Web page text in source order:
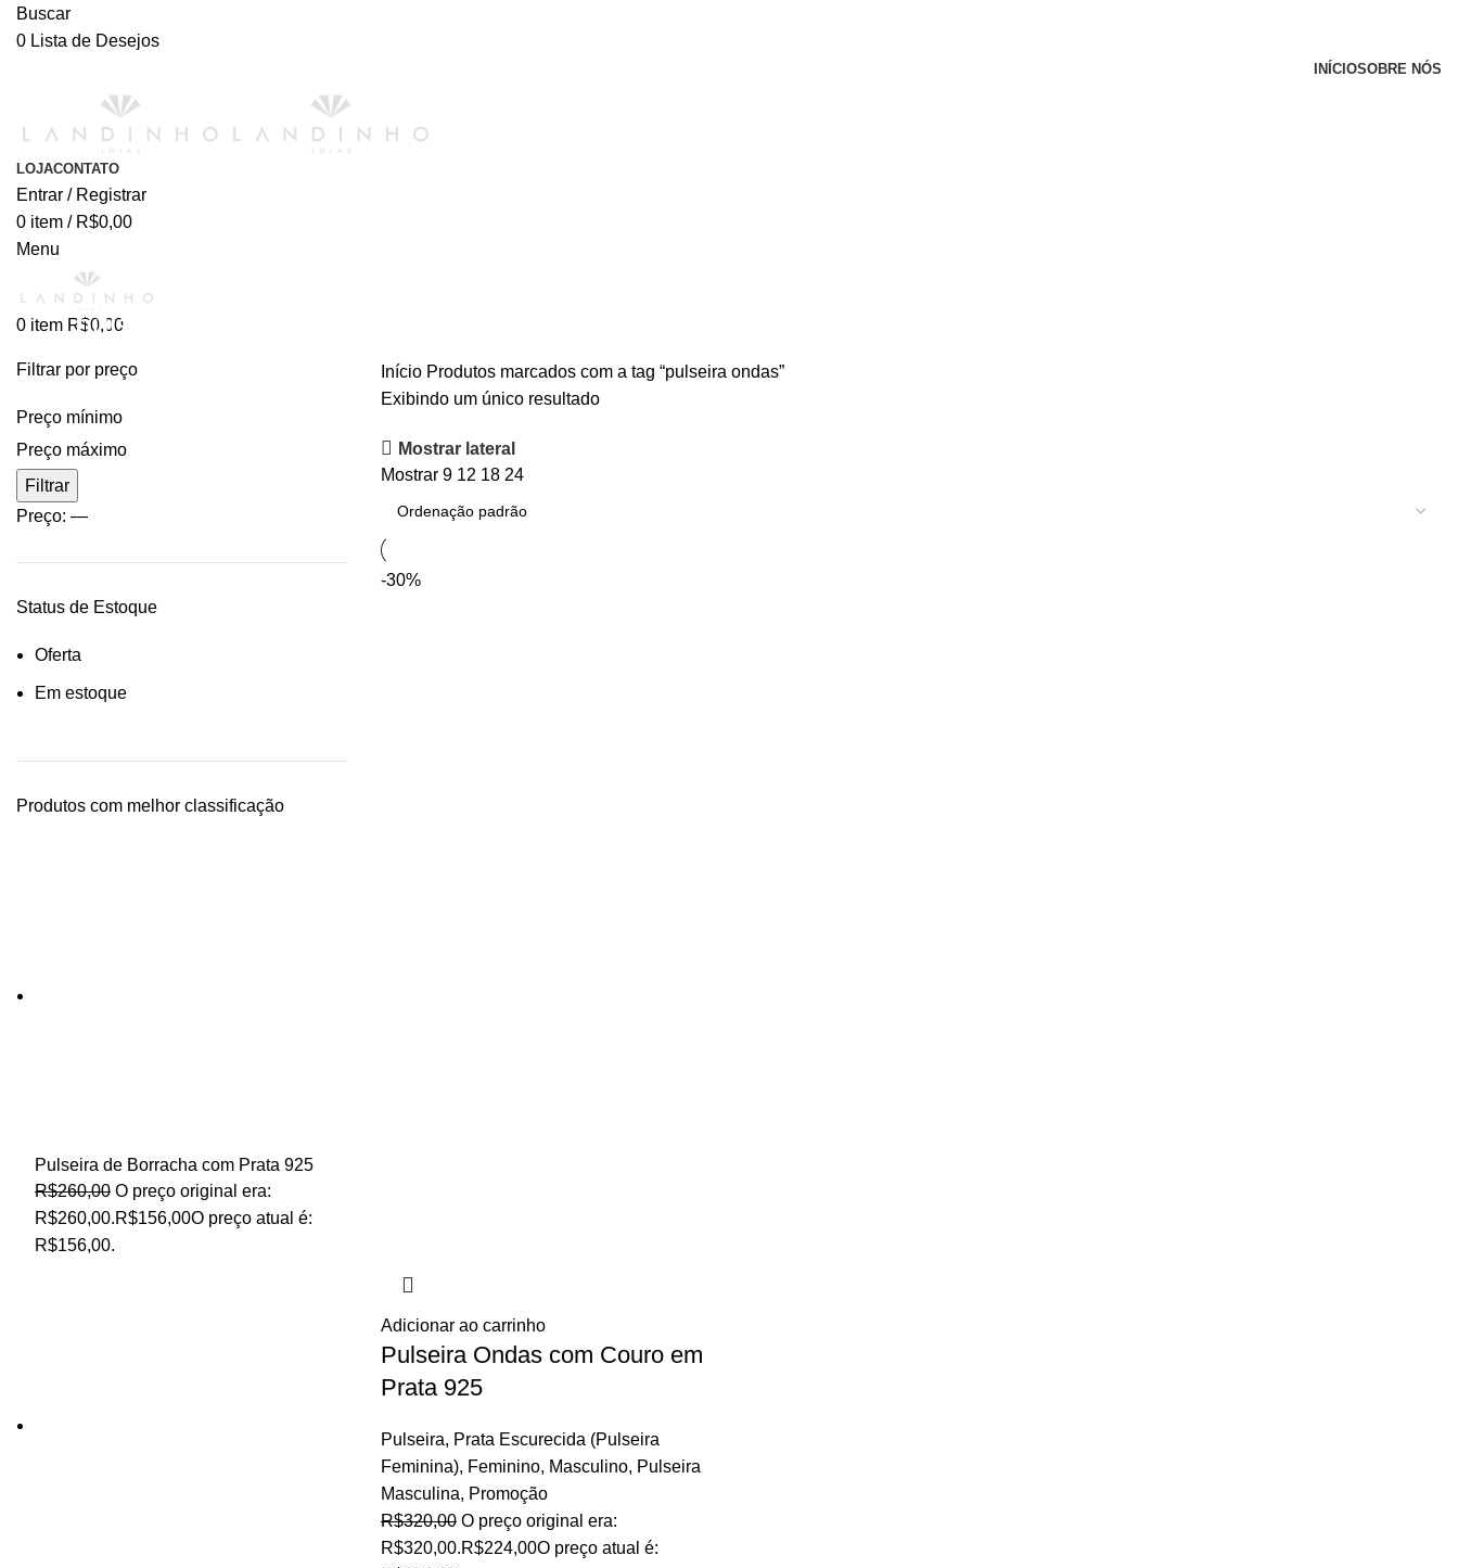
Buscar
0 Lista de Desejos
INÍCIOSOBRE NÓS
LOJACONTATO
Entrar / Registrar
0 item / R$0,00
Menu
0 item R$0,00
pulseira ondas
Filtrar por preço
Preço mínimo
Preço máximo
Filtrar
Preço: —
Status de Estoque
Oferta
Em estoque
Produtos com melhor classificação
Pulseira de Borracha com Prata 925
R$260,00 O preço original era:
R$260,00.R$156,00O preço atual é:
R$156,00.
Início Produtos marcados com a tag “pulseira ondas”
Exibindo um único resultado
Mostrar lateral
Mostrar 9 12 18 24
-30%
Adicionar ao carrinho
Pulseira Ondas com Couro em
Prata 925
Pulseira, Prata Escurecida (Pulseira
Feminina), Feminino, Masculino, Pulseira
Masculina, Promoção
R$320,00 O preço original era:
R$320,00.R$224,00O preço atual é: